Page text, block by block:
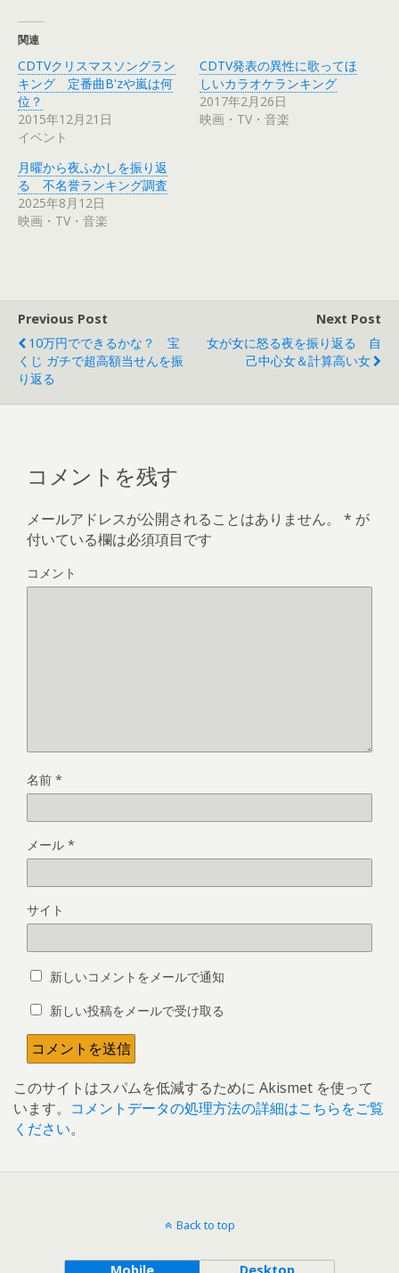
t
t
e
r
共
有
(
し
い
ウ
ィ
ン
ド
ウ
共
有
す
る
は
ク
し
て
く
だ
さ
い
ウ
開
き
ま
関連
CDTVクリスマスソングラン
キング 定番曲B'zや嵐は何
位？
2015年12月21日
イベント
CDTV発表の異性に歌ってほ
しいカラオケランキング
2017年2月26日
映画・TV・音楽
月曜から夜ふかしを振り返
る 不名誉ランキング調査
2025年8月12日
映画・TV・音楽
Previous Post
10万円でできるかな？ 宝
くじ ガチで超高額当せんを振
り返る
Next Post
女が女に怒る夜を振り返る 自
己中心女＆計算高い女
コメントを残す
メールアドレスが公開されることはありません。 * が
付いている欄は必須項目です
コメント
名前 *
メール *
サイト
新しいコメントをメールで通知
新しい投稿をメールで受け取る
このサイトはスパムを低減するために Akismet を使って
います。 コメントデータの処理方法の詳細はこちらをご覧
ください。
Back to top